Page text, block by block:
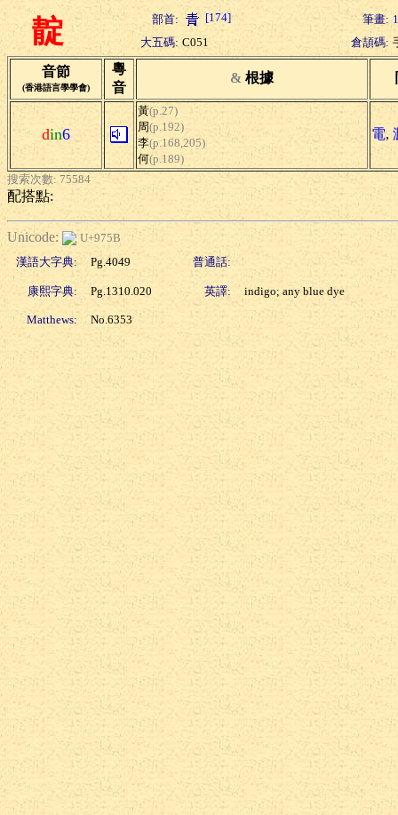
靛 部首: [174] 筆畫:
大五碼: C051 倉頡碼:
音節
(香港語言學學會)
粵
音
& 根據
din6
黃(p.27)
周(p.192)
李(p.168,205)
何(p.189)
電,
搜索次數: 75584
配搭點:
Unicode:
U+975B
漢語大字典:
Pg.4049 普通話:
康熙字典: Pg.1310.020 英譯: indigo; any blue dye
Matthews: No.6353